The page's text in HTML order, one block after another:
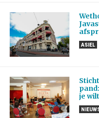
ASIEL
je